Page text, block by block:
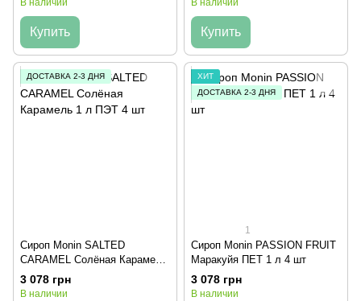
В наличии
Купить
В наличии
Купить
ДОСТАВКА 2-3 ДНЯ
Сироп Monin SALTED
CARAMEL Солёная Карамель
1 л ПЭТ 4 шт
3 078 грн
В наличии
ХИТ
ДОСТАВКА 2-3 ДНЯ
1
Сироп Monin PASSION FRUIT
Маракуйя ПЕТ 1 л 4 шт
3 078 грн
В наличии